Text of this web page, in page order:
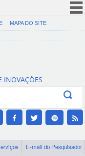
(COVID-19)
Canais
MAPA DO SITE
INOVAÇÕES
E-mail do Pesquisador